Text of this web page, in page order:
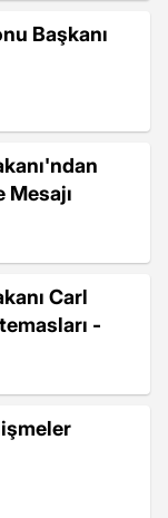
Başkanı
Mesajı
Carl
-